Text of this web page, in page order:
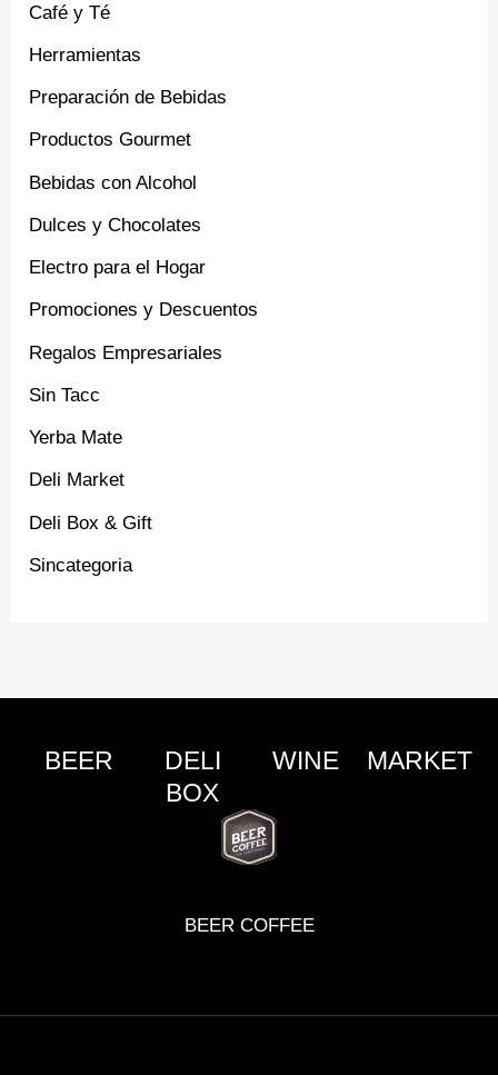
Café y Té
Herramientas
Preparación de Bebidas
Productos Gourmet
Bebidas con Alcohol
Dulces y Chocolates
Electro para el Hogar
Promociones y Descuentos
Regalos Empresariales
Sin Tacc
Yerba Mate
Deli Market
Deli Box & Gift
Sincategoria
BEER
DELI
BOX
WINE MARKET
BEER COFFEE